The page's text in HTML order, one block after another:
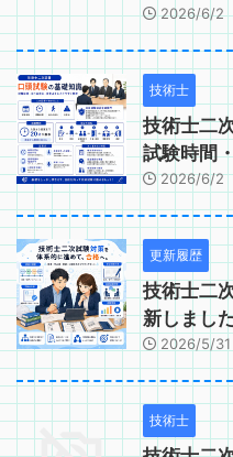
2026/6/2
技術士
技術士二
試験時間
2026/6/2
更新履歴
技術士二
新しまし
2026/5/31
技術士